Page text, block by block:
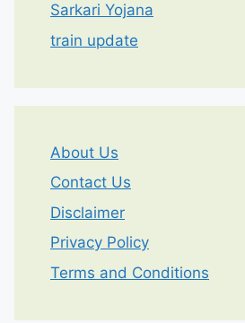
Sarkari Yojana
train update
About Us
Contact Us
Disclaimer
Privacy Policy
Terms and Conditions